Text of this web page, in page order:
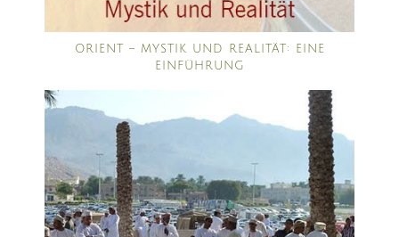
ORIENT – MYSTIK UND REALITÄT: EINE
EINFÜHRUNG